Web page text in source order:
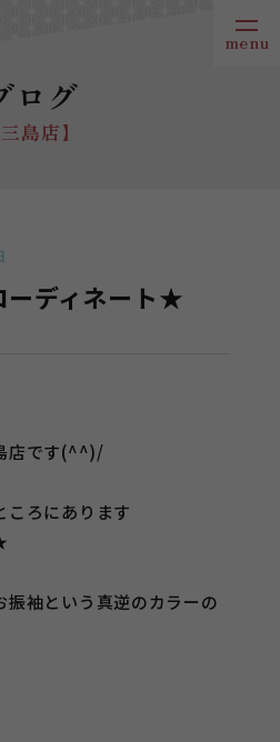
ログ
三島店】
ーディネート★
店です(^^)/
ころにあります
袖という真逆のカラーの